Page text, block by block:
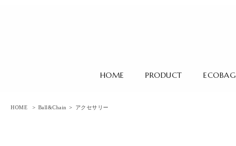
HOME PRODUCT ECOBAG
HOME > Ball&Chain > アクセサリー